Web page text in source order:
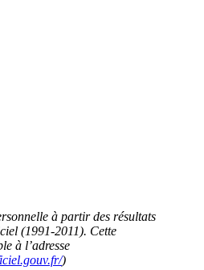
à partir des résultats
(1991-2011). Cette
à l’adresse
)